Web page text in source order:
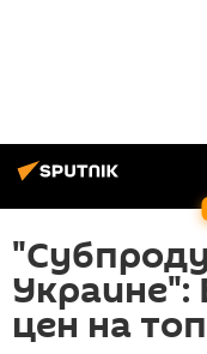
Украине":
цен на